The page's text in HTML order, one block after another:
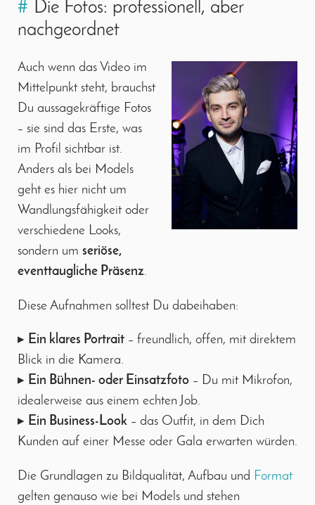
# Die Fotos: professionell, aber
nachgeordnet
Auch wenn das Video im
Mittelpunkt steht, brauchst
Du aussagekräftige Fotos
– sie sind das Erste, was
im Profil sichtbar ist.
Anders als bei Models
geht es hier nicht um
Wandlungsfähigkeit oder
verschiedene Looks,
sondern um seriöse,
eventtaugliche Präsenz.
Diese Aufnahmen solltest Du dabeihaben:
▸ Ein klares Portrait – freundlich, offen, mit direktem
Blick in die Kamera.
▸ Ein Bühnen- oder Einsatzfoto – Du mit Mikrofon,
idealerweise aus einem echten Job.
▸ Ein Business-Look – das Outfit, in dem Dich
Kunden auf einer Messe oder Gala erwarten würden.
Die Grundlagen zu Bildqualität, Aufbau und Format
gelten genauso wie bei Models und stehen